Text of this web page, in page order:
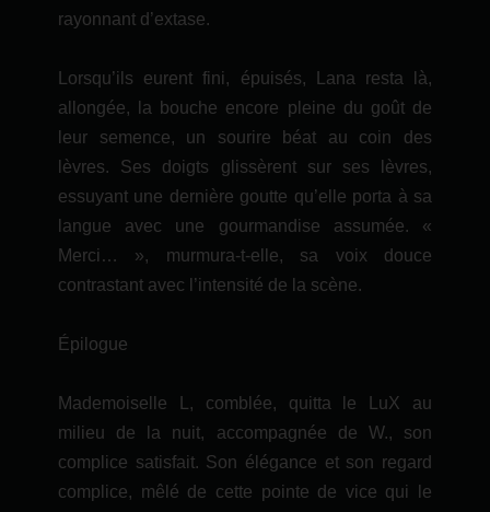
rayonnant d’extase.
Lorsqu’ils eurent fini, épuisés, Lana resta là,
allongée, la bouche encore pleine du goût de
leur semence, un sourire béat au coin des
lèvres. Ses doigts glissèrent sur ses lèvres,
essuyant une dernière goutte qu’elle porta à sa
langue avec une gourmandise assumée. «
Merci… », murmura-t-elle, sa voix douce
contrastant avec l’intensité de la scène.
Épilogue
Mademoiselle L, comblée, quitta le LuX au
milieu de la nuit, accompagnée de W., son
complice satisfait. Son élégance et son regard
complice, mêlé de cette pointe de vice qui le